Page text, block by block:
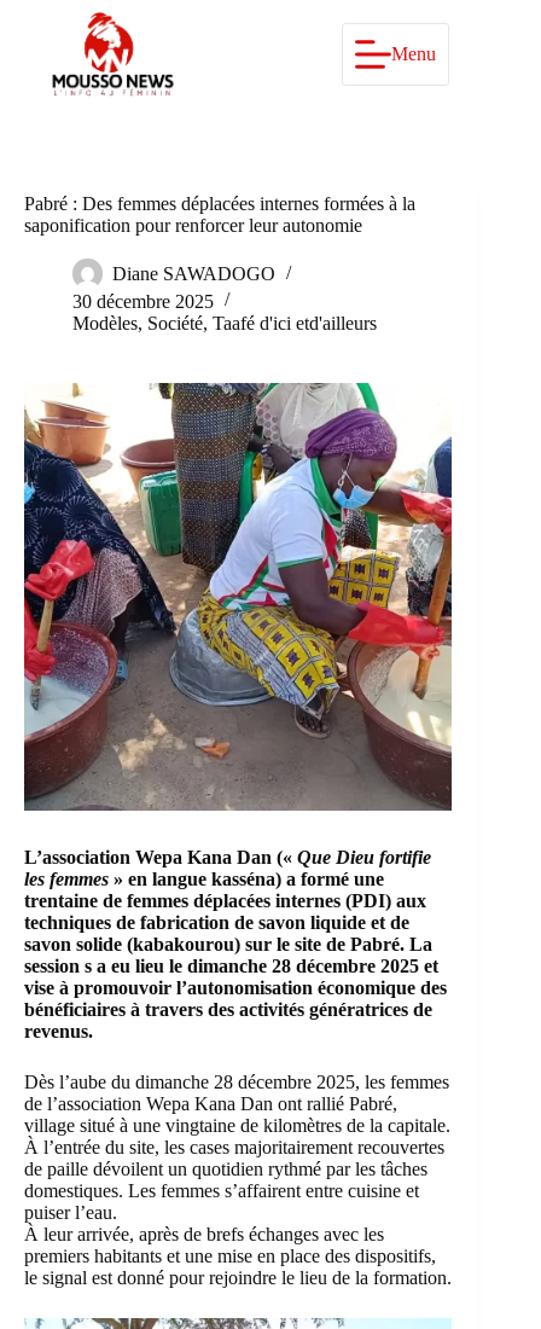
Menu
Pabré : Des femmes déplacées internes formées à la
saponification pour renforcer leur autonomie
Diane SAWADOGO
30 décembre 2025
Modèles, Société, Taafé d'ici etd'ailleurs
L’association Wepa Kana Dan (« Que Dieu fortifie
les femmes » en langue kasséna) a formé une
trentaine de femmes déplacées internes (PDI) aux
techniques de fabrication de savon liquide et de
savon solide (kabakourou) sur le site de Pabré. La
session s a eu lieu le dimanche 28 décembre 2025 et
vise à promouvoir l’autonomisation économique des
bénéficiaires à travers des activités génératrices de
revenus.
Dès l’aube du dimanche 28 décembre 2025, les femmes
de l’association Wepa Kana Dan ont rallié Pabré,
village situé à une vingtaine de kilomètres de la capitale.
À l’entrée du site, les cases majoritairement recouvertes
de paille dévoilent un quotidien rythmé par les tâches
domestiques. Les femmes s’affairent entre cuisine et
puiser l’eau.
À leur arrivée, après de brefs échanges avec les
premiers habitants et une mise en place des dispositifs,
le signal est donné pour rejoindre le lieu de la formation.